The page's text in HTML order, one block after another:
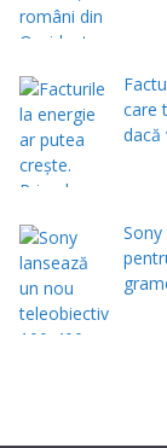
care
dacă